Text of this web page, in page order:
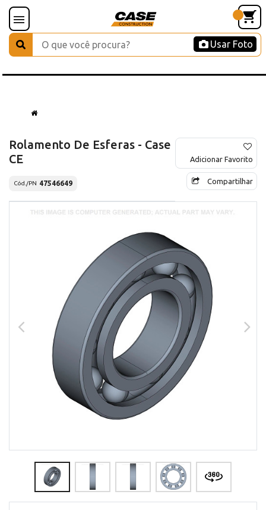
Usar Foto
Rolamento De Esferas - Case
CE
Cód./PN 47546649
Adicionar Favorito
Compartilhar